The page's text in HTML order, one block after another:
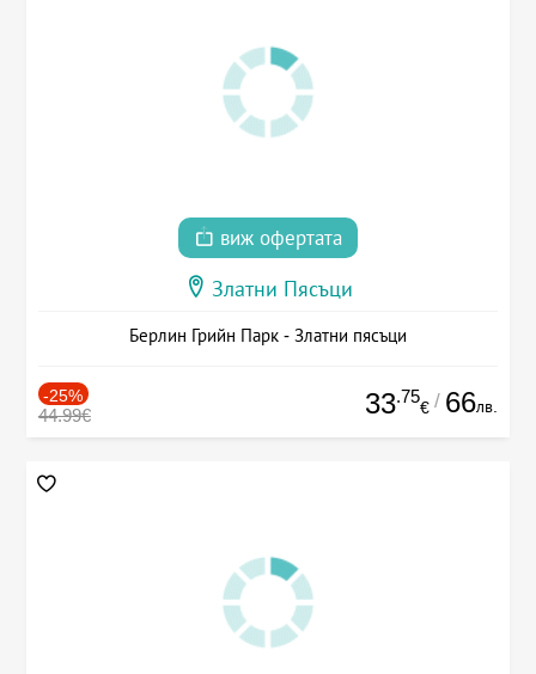
виж офертата
Златни Пясъци
Берлин Грийн Парк - Златни пясъци
-25%
44.99€ 33.75
€ / 66лв.